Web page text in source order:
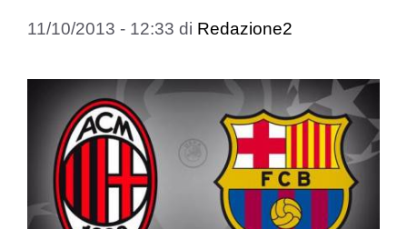
11/10/2013 - 12:33 di Redazione2